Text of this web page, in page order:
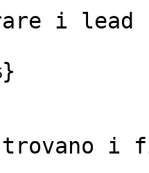
i lead
trovano